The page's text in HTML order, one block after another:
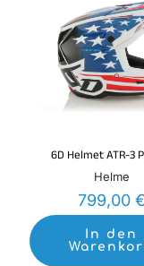
6D Helmet ATR-3
Helme
799,00 €
In den